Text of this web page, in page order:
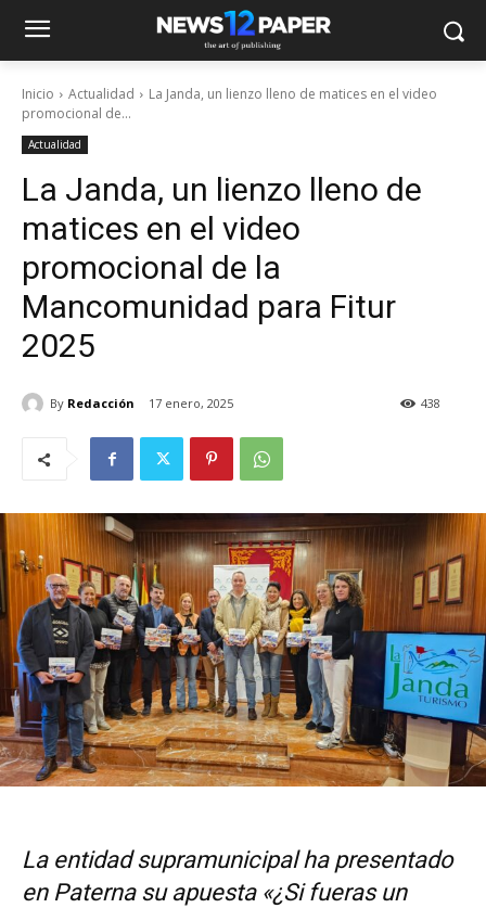
Inicio Actualidad
La Janda, un lienzo lleno de matices en el video
promocional de...
Actualidad
La Janda, un lienzo lleno de
matices en el video
promocional de la
Mancomunidad para Fitur
2025
By Redacción 17 enero, 2025 438
La entidad supramunicipal ha presentado
en Paterna su apuesta «¿Si fueras un